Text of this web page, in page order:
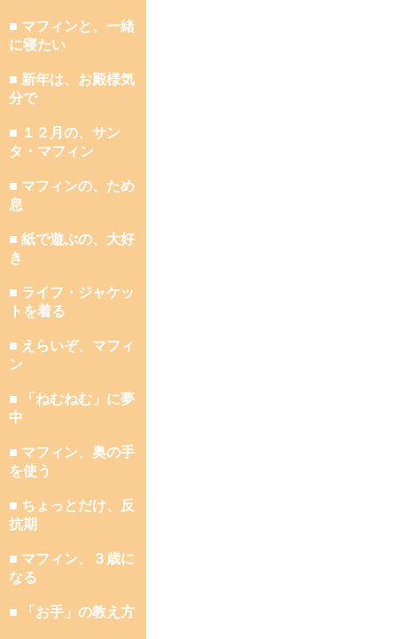
■ マフィンと、一緒
に寝たい
■ 新年は、お殿様気
分で
■ １２月の、サン
タ・マフィン
■ マフィンの、ため
息
■ 紙で遊ぶの、大好
き
■ ライフ・ジャケッ
トを着る
■ えらいぞ、マフィ
ン
■ 「ねむねむ」に夢
中
■ マフィン、奥の手
を使う
■ ちょっとだけ、反
抗期
■ マフィン、３歳に
なる
■ 「お手」の教え方